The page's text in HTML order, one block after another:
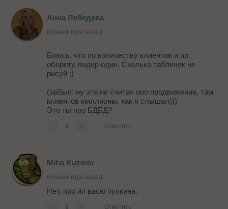
Анна Лебедева
больше года назад
Боюсь, что по количеству клиентов и по
обороту лидер один. Сколько табличек не
рисуй :)
(забыл: ну это не считая ооо продвижение, там
клиентов миллионы, как я слышал)))
Это ты про БДБД?
0 Ответить
Miha Kuzmin
больше года назад
Нет, про ип васю пупкина.
0 Ответить